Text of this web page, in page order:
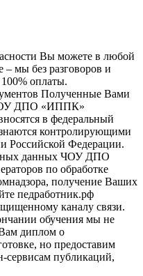
Вы можете в любой
– мы без разговоров и
оплаты.
Полученные Вами
ДПО «ИППК»
в федеральный
контролирующими
Российской Федерации.
данных ЧОУ ДПО
по обработке
получение Ваших
педработник.рф
каналу связи.
обучения мы не
диплом о
но предоставим
сервисам публикаций,